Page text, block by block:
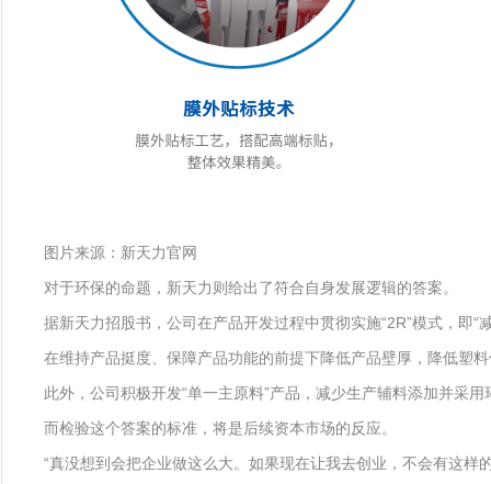
图片来源：新天力官网
对于环保的命题，新天力则给出了符合自身发展逻辑的答案。
据新天力招股书，公司在产品开发过程中贯彻实施“2R”模式，即
在维持产品挺度、保障产品功能的前提下降低产品壁厚，降低塑
此外，公司积极开发“单一主原料”产品，减少生产辅料添加并采
而检验这个答案的标准，将是后续资本市场的反应。
“真没想到会把企业做这么大。如果现在让我去创业，不会有这